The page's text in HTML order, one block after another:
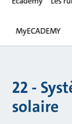
MyECADEMY
22 -
solaire